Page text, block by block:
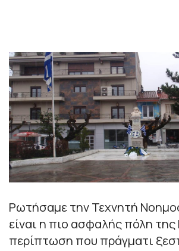
Ρωτήσαμε την Τεχνητή
είναι η πιο ασφαλής πόλη
περίπτωση που πράγματι